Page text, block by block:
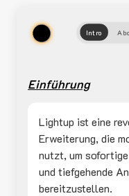
Intro
Einführung
Lightup ist eine
Erweiterung, die
nutzt, um
und tiefgehende
bereitzustellen.